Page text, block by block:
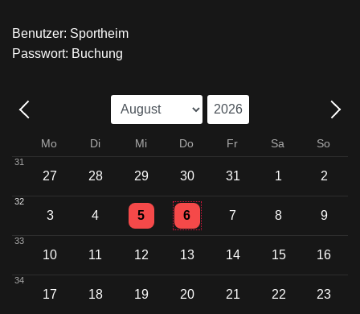
Benutzer: Sportheim
Passwort: Buchung
Mo Di Mi Do Fr Sa So
31
27 28 29 30 31 1 2
32
3 4 5
Einzelne Veranstaltung
6
Einzelne Veranstaltung
7 8 9
33
10 11 12 13 14 15 16
34
17 18 19 20 21 22 23